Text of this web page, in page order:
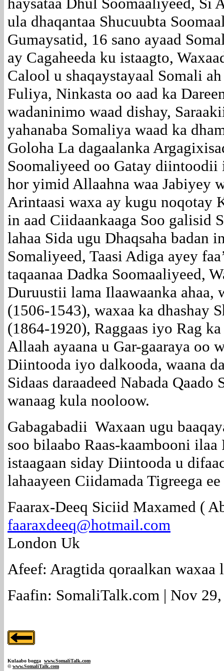
ula dhaqantaa Shucuubta
Gumaysatid, 16 sano ayaad
ay Cagaheeda ku istaagto,
Calool u shaqaystayaal Somali
Fuliya, Ninkasta oo aad ka
wadaninimo waad dishay,
yahanaba Somaliya waad ka
Goloha La dagaalanka
Soomaliyeed oo Gatay
hor yimid Allaahna waa Jabiyey
Arintaasi waxa ay kugu noqotay
in aad Ciidaankaaga Soo galisid
lahaa Sida ugu Dhaqsaha badan
Somaliyeed, Taasi Adiga ayey
taqaanaa Dadka Soomaaliyeed,
Duruustii lama Ilaawaanka ahaa,
(1506-1543), waxaa ka dhashay
(1864-1920), Raggaas iyo Rag
Allaah ayaana u Gar-gaaraya oo
Diintooda iyo dalkooda, waana
Sidaas daraadeed Nabada
wanaag kula nooloow.
Gabagabadii Waxaan ugu
soo bilaabo Raas-kaambooni ilaa
istaagaan siday Diintooda u
lahaayeen Ciidamada Tigreega
Faarax-Deeq Siciid Maxamed (
faaraxdeeq@hotmail.com
London Uk
Afeef: Aragtida qoraalkan waxaa
Faafin: SomaliTalk.com | Nov
Kulaabo bogga www.SomaliTalk.com
©www.SomaliTalk.com